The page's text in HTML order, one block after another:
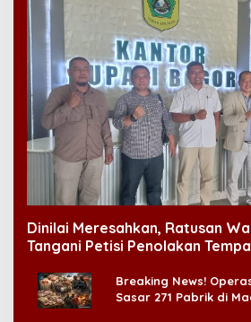
Dinilai Meresahkan, Ratusan
Tangani Petisi Penolakan
Breaking News!
Sasar 271 Pabrik di